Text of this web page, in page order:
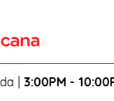
|3:00PM - 10:00PM